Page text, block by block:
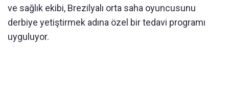
ve sağlık ekibi, Brezilyalı orta saha oyuncusunu
derbiye yetiştirmek adına özel bir tedavi programı
uyguluyor.